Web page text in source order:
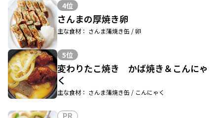
4位
さんまの厚焼き卵
主な食材： さんま蒲焼き缶 / 卵
5位
変わりたこ焼き かば焼き＆こんにゃ
く
主な食材： さんま蒲焼き缶 / こんにゃく
PR